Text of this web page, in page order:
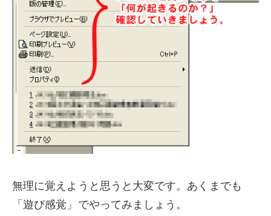
無理に覚えようと思うと大変です。あくまでも
「遊び感覚」でやってみましょう。